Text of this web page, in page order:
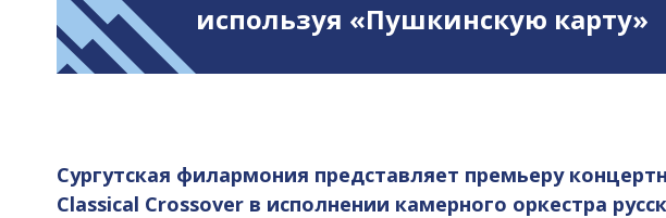
используя «Пушкинскую карту»
Сургутская филармония представляет премьеру
Classical Crossover в исполнении камерного оркестра